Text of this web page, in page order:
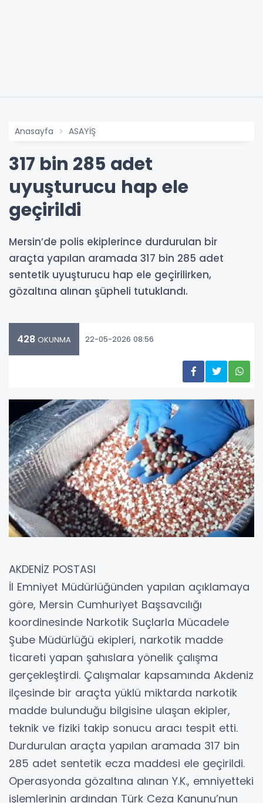
Anasayfa ASAYİŞ
317 bin 285 adet
uyuşturucu hap ele
geçirildi
Mersin’de polis ekiplerince durdurulan bir
araçta yapılan aramada 317 bin 285 adet
sentetik uyuşturucu hap ele geçirilirken,
gözaltına alınan şüpheli tutuklandı.
428 OKUNMA 22-05-2026 08:56
AKDENİZ POSTASI
İl Emniyet Müdürlüğünden yapılan açıklamaya
göre, Mersin Cumhuriyet Başsavcılığı
koordinesinde Narkotik Suçlarla Mücadele
Şube Müdürlüğü ekipleri, narkotik madde
ticareti yapan şahıslara yönelik çalışma
gerçekleştirdi. Çalışmalar kapsamında Akdeniz
ilçesinde bir araçta yüklü miktarda narkotik
madde bulunduğu bilgisine ulaşan ekipler,
teknik ve fiziki takip sonucu aracı tespit etti.
Durdurulan araçta yapılan aramada 317 bin
285 adet sentetik ecza maddesi ele geçirildi.
Operasyonda gözaltına alınan Y.K., emniyetteki
işlemlerinin ardından Türk Ceza Kanunu’nun